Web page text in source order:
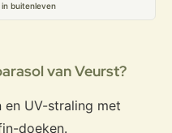
buitenleven
van Veurst?
en UV-straling met
doeken.